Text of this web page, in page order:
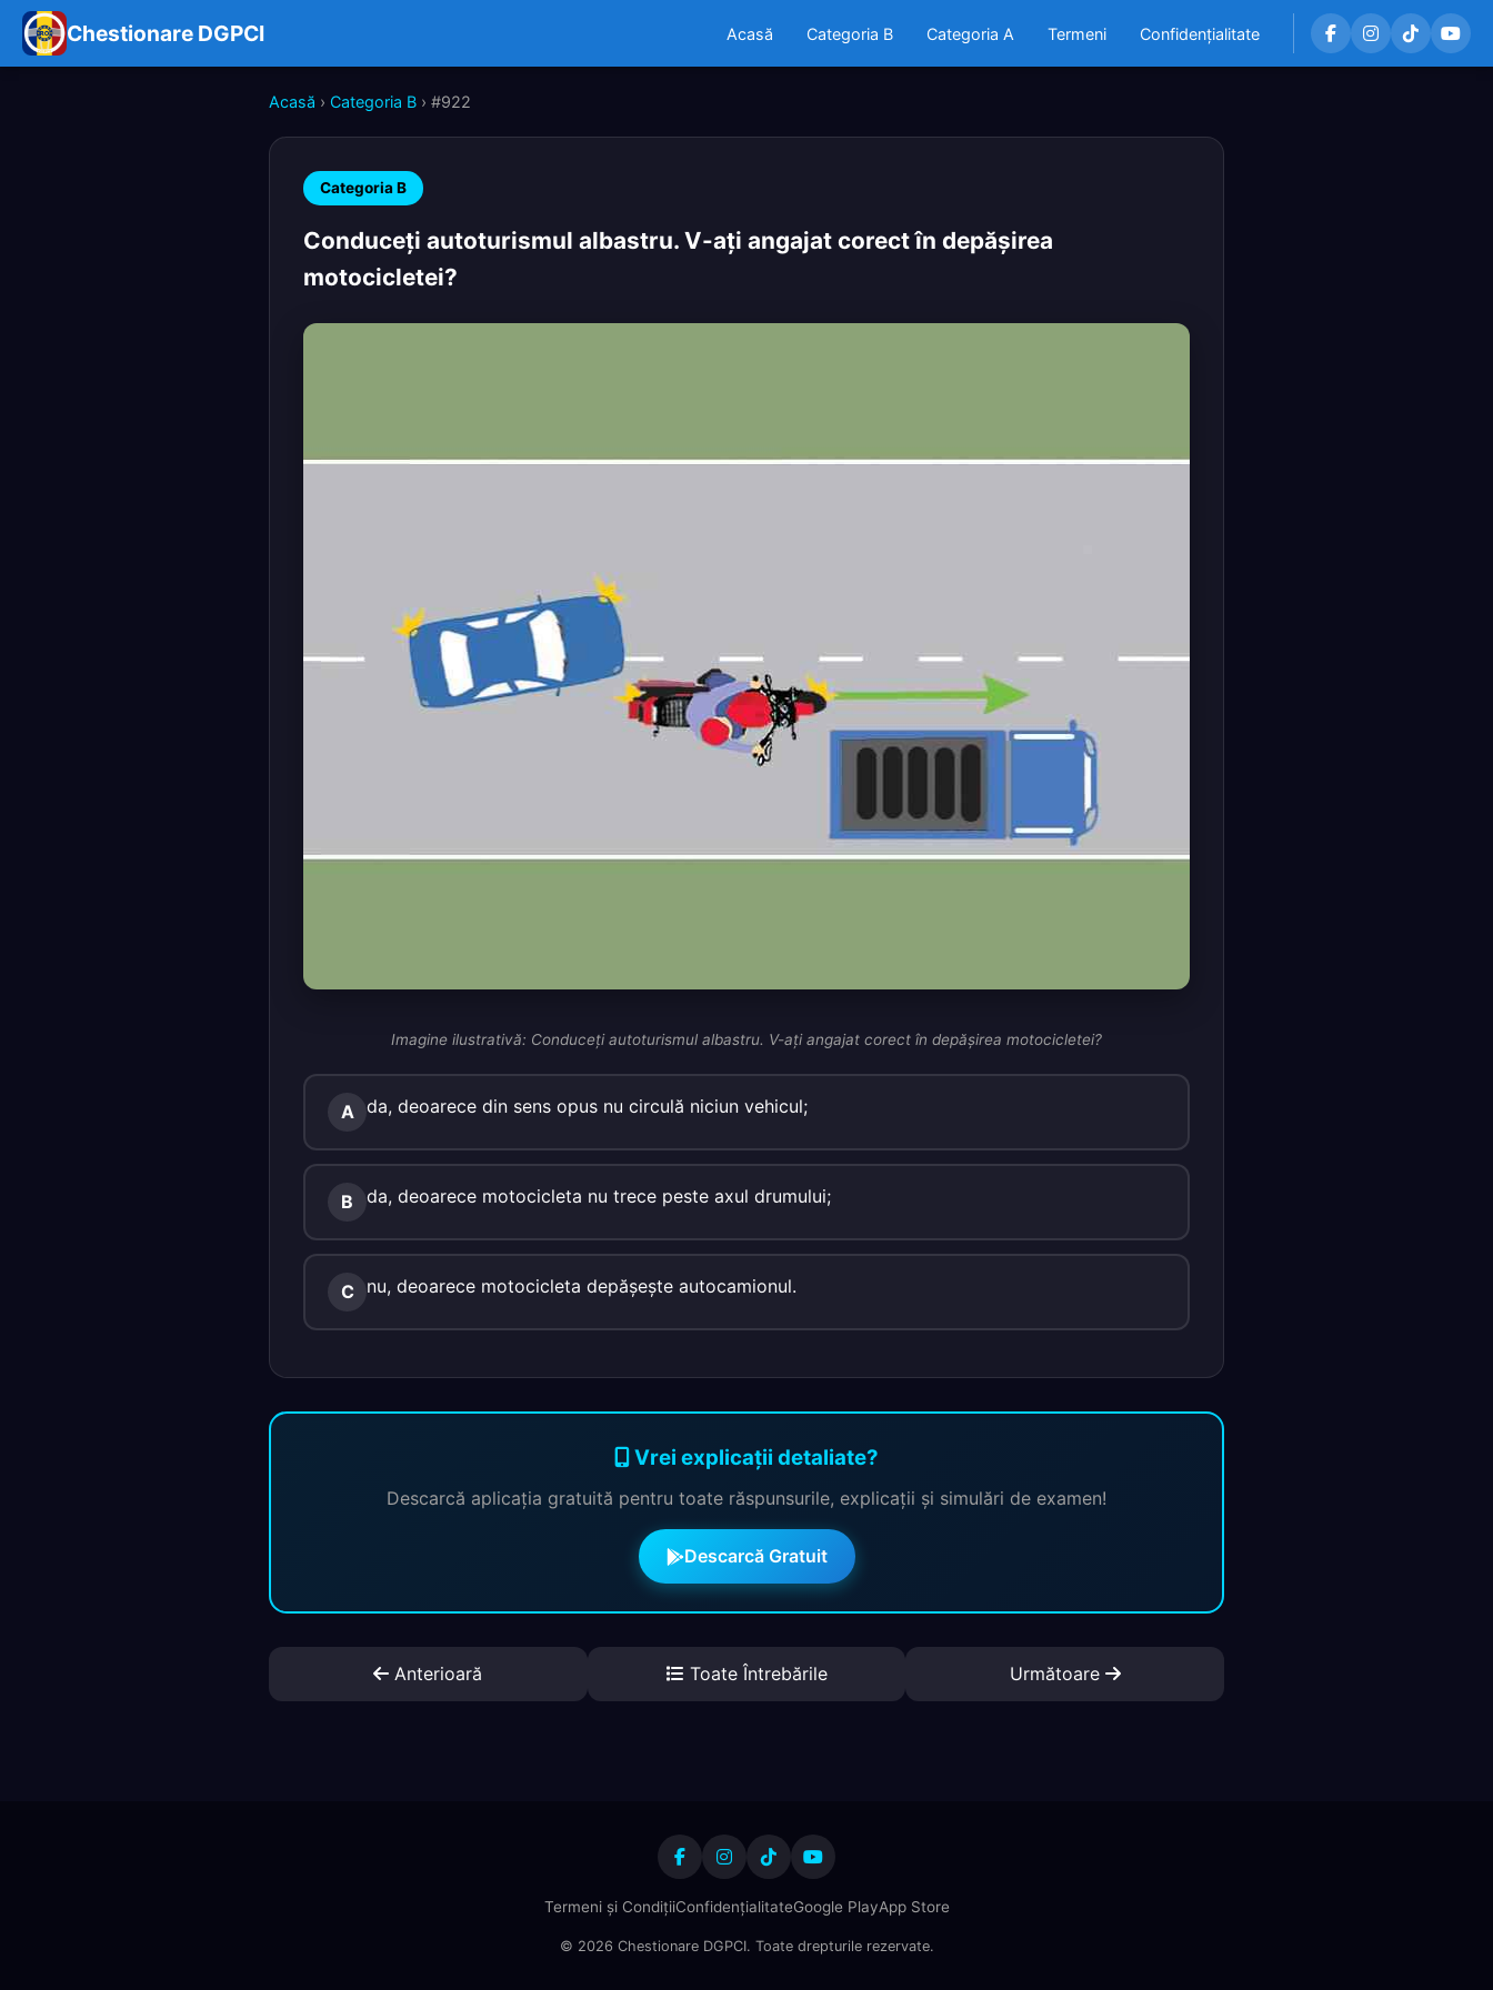
Chestionare DGPCI Acasă Categoria B Categoria A Termeni Confidențialitate
Acasă › Categoria B › #922
Categoria B
Conduceţi autoturismul albastru. V-aţi angajat corect în depăşirea
motocicletei?
Imagine ilustrativă: Conduceţi autoturismul albastru. V-aţi angajat corect în depăşirea motocicletei?
A da, deoarece din sens opus nu circulă niciun vehicul;
B da, deoarece motocicleta nu trece peste axul drumului;
C nu, deoarece motocicleta depăşeşte autocamionul.
Vrei explicații detaliate?
Descarcă aplicația gratuită pentru toate răspunsurile, explicații și simulări de examen!
Descarcă Gratuit
Anterioară Toate Întrebările Următoare
Termeni și CondițiiConfidențialitateGoogle PlayApp Store
© 2026 Chestionare DGPCI. Toate drepturile rezervate.